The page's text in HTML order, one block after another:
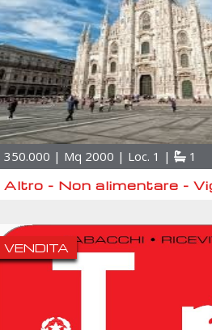
350.000 | Mq 2000 | Loc. 1 |
1
Altro - Non alimentare -
VENDITA